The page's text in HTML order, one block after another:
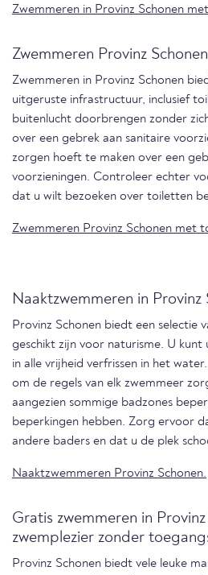
Zwemmeren in Provinz Schonen
Zwemmeren Provinz
Zwemmeren in Provinz Schonen
uitgeruste infrastructuur, inclusief
buitenlucht doorbrengen zonder
over een gebrek aan sanitaire
zorgen hoeft te maken over een
voorzieningen. Controleer echter
dat u wilt bezoeken over toiletten
Zwemmeren Provinz Schonen met
Naaktzwemmeren in Provinz
Provinz Schonen biedt een selectie
geschikt zijn voor naturisme. U kunt
in alle vrijheid verfrissen in het
om de regels van elk zwemmeer
aangezien sommige badzones
beperkingen hebben. Zorg ervoor
andere baders en dat u de plek
Naaktzwemmeren Provinz Schonen.
Gratis zwemmeren in
zwemplezier zonder
Provinz Schonen biedt vele leuke